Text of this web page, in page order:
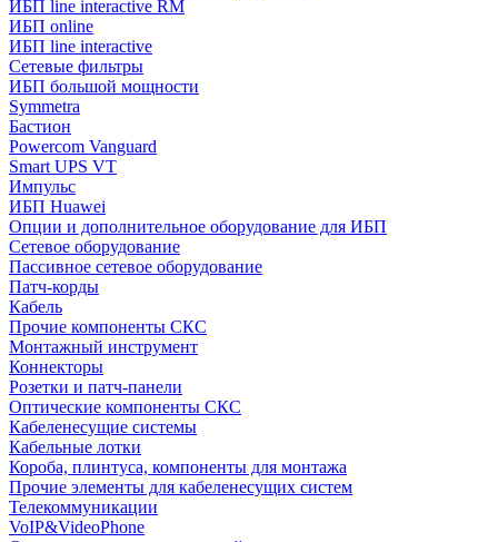
ИБП line interactive RM
ИБП online
ИБП linе interactive
Сетевые фильтры
ИБП большой мощности
Symmetra
Бастион
Powercom Vanguard
Smart UPS VT
Импульс
ИБП Huawei
Опции и дополнительное оборудование для ИБП
Сетевое оборудование
Пассивное сетевое оборудование
Патч-корды
Кабель
Прочие компоненты СКС
Монтажный инструмент
Коннекторы
Розетки и патч-панели
Оптические компоненты СКС
Кабеленесущие системы
Кабельные лотки
Короба, плинтуса, компоненты для монтажа
Прочие элементы для кабеленесущих систем
Телекоммуникации
VoIP&VideoPhone